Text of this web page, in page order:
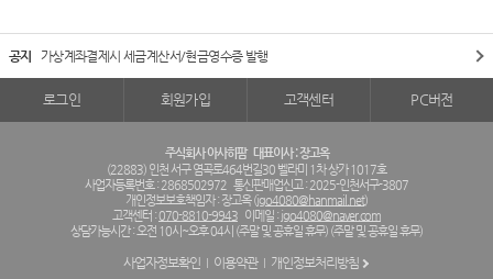
공지 가상계좌결제시 세금계산서/현금영수증 발행
로그인 회원가입 고객센터 PC버전
주식회사 아사히팜 대표이사 : 장고옥
(22883) 인천 서구 염곡로464번길30 벨라미 1차 상가 1017호
사업자등록번호 : 2868502972 통신판매업신고 : 2025-인천서구-3807
개인정보보호책임자 : 장고옥 (jgo4080@hanmail.net)
고객센터 :070-8810-9943 이메일 : jgo4080@naver.com
상담가능시간 : 오전 10시~오후 04시 (주말 및 공휴일 휴무) (주말 및 공휴일 휴무)
사업자정보확인 이용약관 개인정보처리방침